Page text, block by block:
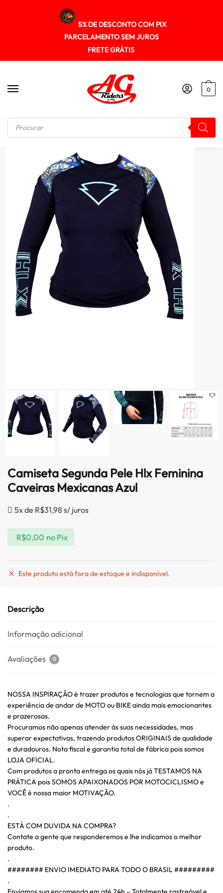
5% DE DESCONTO COM PIX
PARCELAMENTO SEM JUROS
FRETE GRÁTIS
0
Início / SEGUNDA PELE Camiseta Segunda Pele Hlx Feminina Caveiras Mexicanas Azul
Camiseta Segunda Pele Hlx Feminina
Caveiras Mexicanas Azul
5x de R$31,98 s/ juros
R$0,00 no Pix
Este produto está fora de estoque e indisponível.
Descrição
Informação adicional
Avaliações 0
NOSSA INSPIRAÇÃO é trazer produtos e tecnologias que tornem a
experiência de andar de MOTO ou BIKE ainda mais emocionantes
e prazerosas.
Procuramos não apenas atender às suas necessidades, mas
superar expectativas, trazendo produtos ORIGINAIS de qualidade
e duradouros. Nota fiscal e garantia total de fábrica pois somos
LOJA OFICIAL.
Com produtos a pronta entrega os quais nós já TESTAMOS NA
PRÁTICA pois SOMOS APAIXONADOS POR MOTOCICLISMO e
VOCÊ é nossa maior MOTIVAÇÃO.
.
.
ESTÁ COM DUVIDA NA COMPRA?
Contate a gente que responderemos e lhe indicamos o melhor
produto.
.
######## ENVIO IMEDIATO PARA TODO O BRASIL #########
.